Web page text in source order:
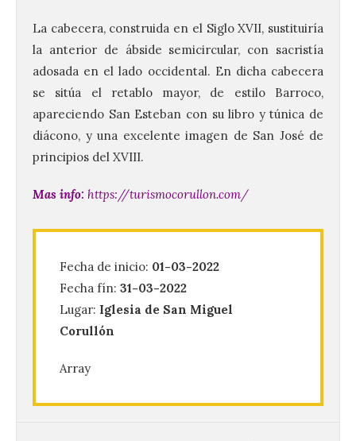
La cabecera, construida en el Siglo XVII, sustituiría
la anterior de ábside semicircular, con sacristía
adosada en el lado occidental. En dicha cabecera
se sitúa el retablo mayor, de estilo Barroco,
apareciendo San Esteban con su libro y túnica de
diácono, y una excelente imagen de San José de
principios del XVIII.
Mas info: https://turismocorullon.com/
Fecha de inicio: 01-03-2022
Fecha fín: 31-03-2022
Lugar: Iglesia de San Miguel
Corullón
Array
La decimoctava fotografía
desde la sede del
Estrasburgo.
7 Ago 2026
Nueva edición de León de…viaje. Una
juvenil de la Asociación Enróllate, la
Asociación Conceyu País Llionés y el
para jóvenes “Enredando.info”. . La